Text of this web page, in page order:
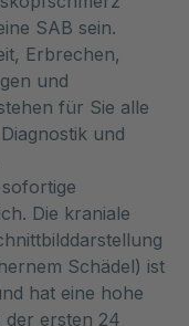
SAB sein.
Erbrechen,
und
für Sie alle
und
Die kraniale
Schädel) ist
hat eine hohe
der ersten 24